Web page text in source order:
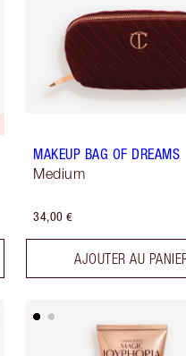
MAKEUP BAG OF DREAMS
Medium
34,00 €
AJOUTER AU